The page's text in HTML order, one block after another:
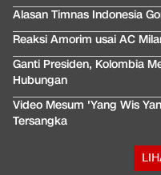
Alasan Timnas Indonesia
Reaksi Amorim usai AC
Ganti Presiden, Kolombia
Hubungan
Video Mesum 'Yang Wis
Tersangka